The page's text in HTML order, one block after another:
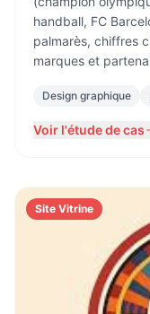
handball, FC
palmarès, chiffres
marques et
Design graphique
Voir l'étude de cas
Site Vitrine